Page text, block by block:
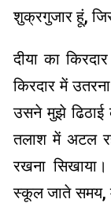
शुक्रगुजार हूं,
दीया का
किरदार में
उसने मुझे
तलाश में अटल
रखना
स्कूल जाते समय,